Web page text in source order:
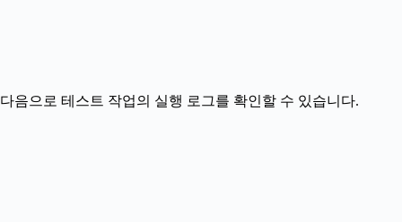
다음으로 테스트 작업의 실행 로그를 확인할 수 있습니다.